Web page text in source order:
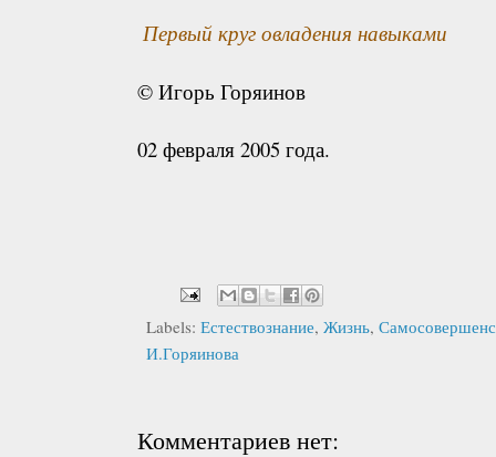
Первый круг овладения навыками
© Игорь Горяинов
02 февраля 2005 года.
Labels: Естествознание, Жизнь,
И.Горяинова
Комментариев нет: